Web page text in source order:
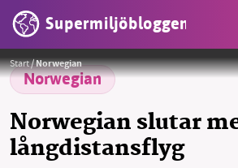
Supermiljöbloggen
OMRÅDEN
MILJÖFAKTA
OM OSS
Start/Norwegian
Norwegian
Norwegian slutar
långdistansflyg